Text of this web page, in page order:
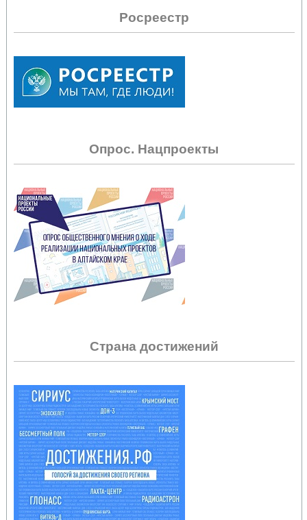
Росреестр
Опрос. Нацпроекты
Страна достижений